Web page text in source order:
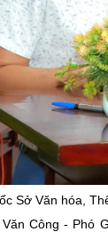
Sở Văn hóa,
Công - Phó